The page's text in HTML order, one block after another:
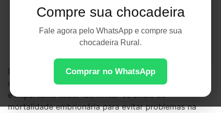
Compre sua chocadeira
Fale agora pelo WhatsApp e compre sua
chocadeira Rural.
Comprar no WhatsApp
Durante a incubação artificial, nem todos os embriões
conseguem completar seu desenvolvimento. Por isso,
é importante saber identificar os sinais de
mortalidade embrionária para evitar problemas na